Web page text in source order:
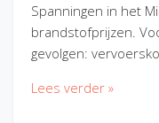
Spanningen in het
brandstofprijzen.
gevolgen:
Lees verder »